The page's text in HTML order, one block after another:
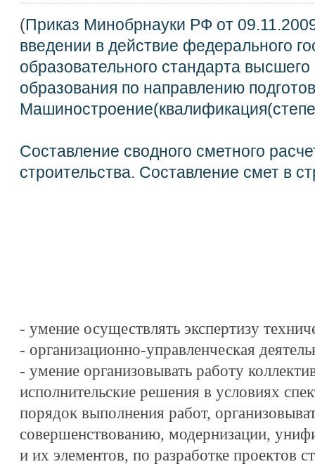
(Приказ Минобрнауки РФ от
введении в действие федерального
образовательного стандарта
образования по направлению
Составление сводного сметного
строительства. Составление смет в
- умение осуществлять экспертизу
- организационно-управленческая
- умение организовывать работу
исполнительские решения в условиях
порядок выполнения работ,
совершенствованию, модернизации,
и их элементов, по разработке проектов